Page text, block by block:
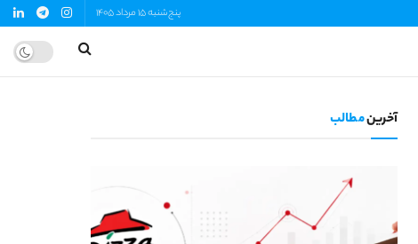
پنج‌شنبه 15 مرداد 1405
آخرینمطالب